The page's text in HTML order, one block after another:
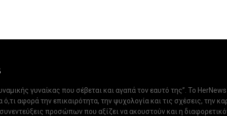
γυναίκας που σέβεται και αγαπά τον εαυτό της”. Το
ό,τι αφορά την επικαιρότητα, την ψυχολογία και τις σχέσεις, την
προσώπων που αξίζει να ακουστούν και η